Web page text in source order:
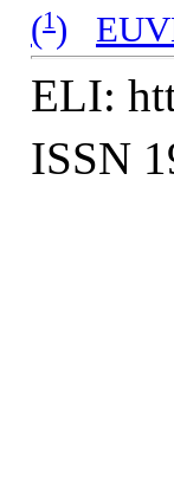
(1)
ELI:
ISSN